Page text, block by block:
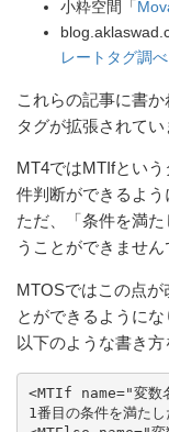
小粋空間「
レートタグ調べ
これらの記事に書
タグが拡張されてい
MT4ではMTIfとい
件判断ができるよう
ただ、「条件を満
うことができません
MTOSではこの点
とができるようにな
以下のような書き方
<MTIf name="変数
1番目の条件を満た